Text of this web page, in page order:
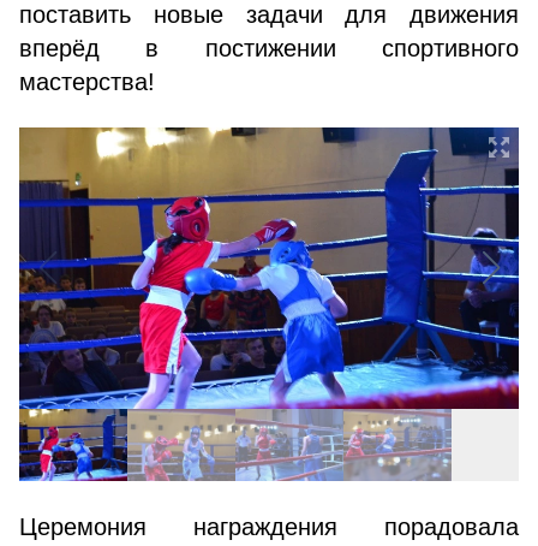
поставить новые задачи для движения
вперёд в постижении спортивного
мастерства!
Церемония награждения порадовала